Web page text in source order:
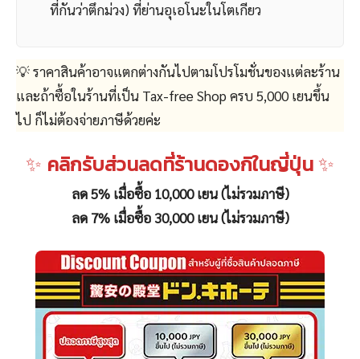
ที่กันว่าตึกม่วง) ที่ย่านอุเอโนะในโตเกียว
💡 ราคาสินค้าอาจแตกต่างกันไปตามโปรโมชั่นของแต่ละร้าน
และถ้าซื้อในร้านที่เป็น Tax-free Shop ครบ 5,000 เยนขึ้น
ไป ก็ไม่ต้องจ่ายภาษีด้วยค่ะ
✨ คลิกรับส่วนลดที่ร้านดองกิในญี่ปุ่น ✨
ลด 5% เมื่อซื้อ 10,000 เยน (ไม่รวมภาษี)
ลด 7% เมื่อซื้อ 30,000 เยน (ไม่รวมภาษี)